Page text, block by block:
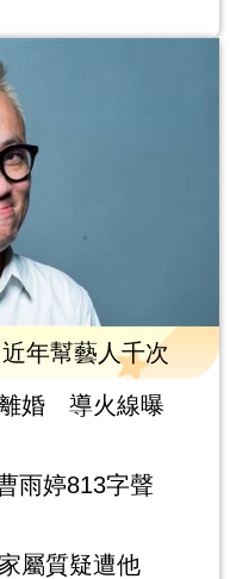
年幫藝人千次
離婚 導火線曝
雨婷813字聲
屬質疑遭他